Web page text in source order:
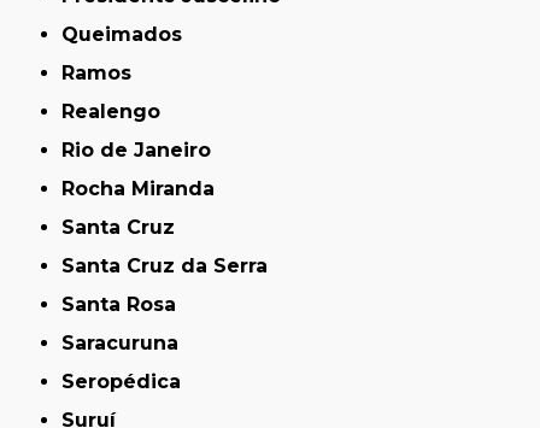
Queimados
Ramos
Realengo
Rio de Janeiro
Rocha Miranda
Santa Cruz
Santa Cruz da Serra
Santa Rosa
Saracuruna
Seropédica
Suruí